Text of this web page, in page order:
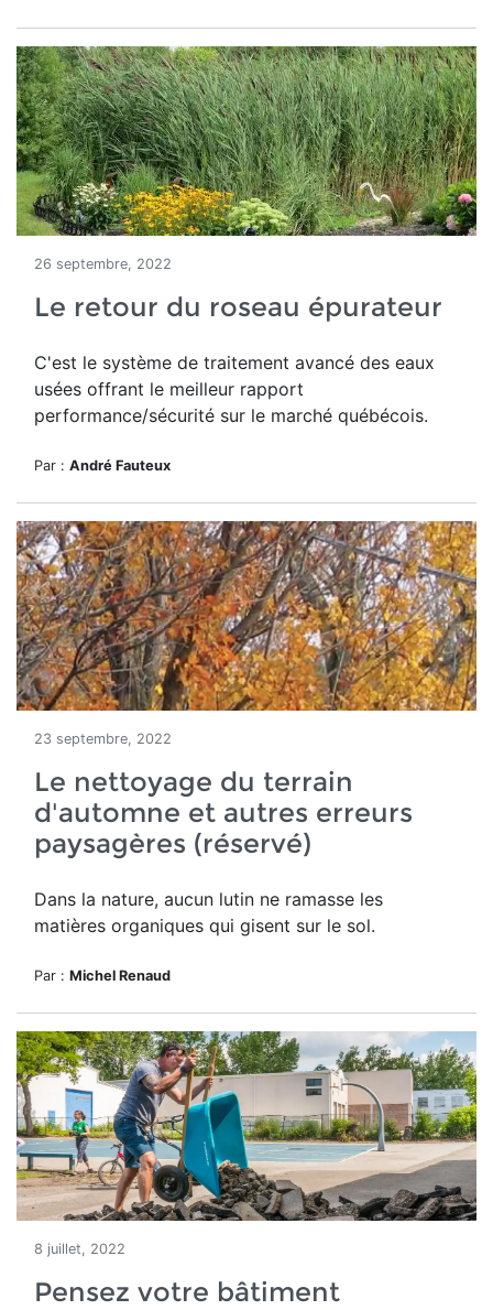
26 septembre, 2022
Le retour du roseau épurateur
C'est le système de traitement avancé des eaux
usées offrant le meilleur rapport
performance/sécurité sur le marché québécois.
Par : André Fauteux
23 septembre, 2022
Le nettoyage du terrain
d'automne et autres erreurs
paysagères (réservé)
Dans la nature, aucun lutin ne ramasse les
matières organiques qui gisent sur le sol.
Par : Michel Renaud
8 juillet, 2022
Pensez votre bâtiment